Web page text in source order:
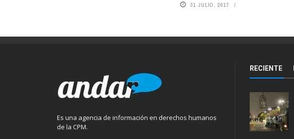
31 JULIO, 2017
Es una agencia de información en derechos humanos
de la CPM.
RECIENTE